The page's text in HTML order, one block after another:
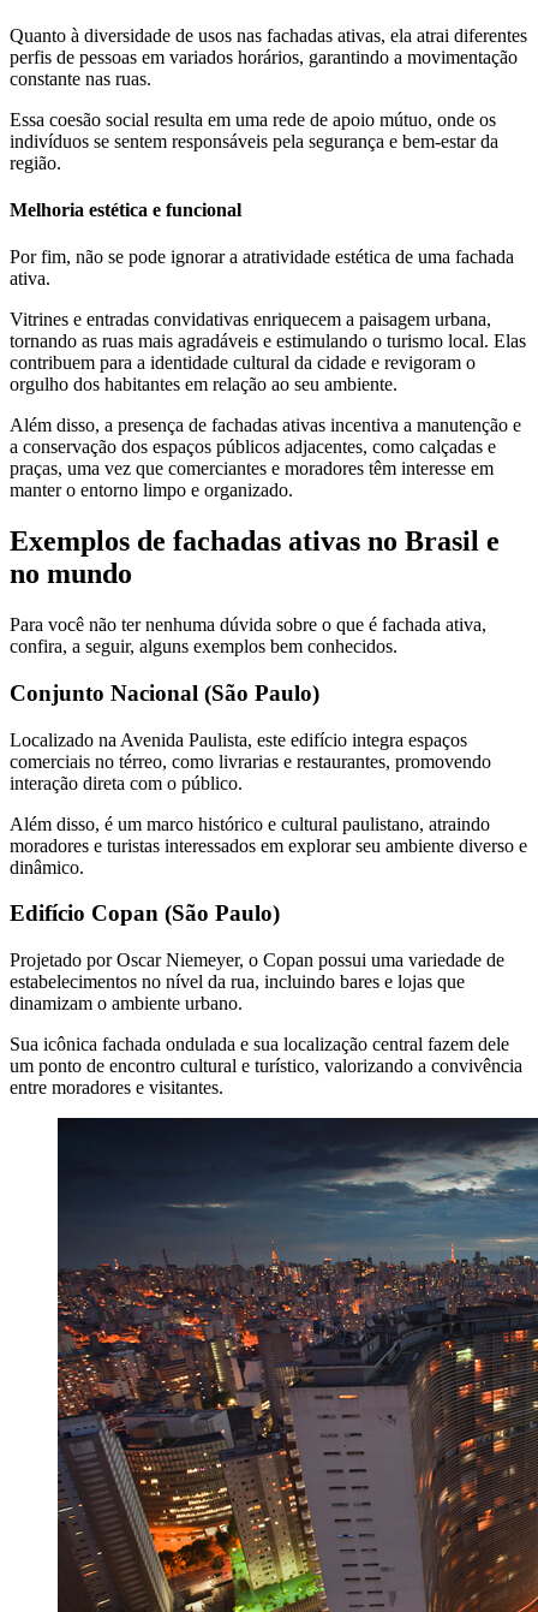
Quanto à diversidade de usos nas fachadas ativas, ela atrai diferentes
perfis de pessoas em variados horários, garantindo a movimentação
constante nas ruas.
Essa coesão social resulta em uma rede de apoio mútuo, onde os
indivíduos se sentem responsáveis pela segurança e bem-estar da
região.
Melhoria estética e funcional
Por fim, não se pode ignorar a atratividade estética de uma fachada
ativa.
Vitrines e entradas convidativas enriquecem a paisagem urbana,
tornando as ruas mais agradáveis e estimulando o turismo local. Elas
contribuem para a identidade cultural da cidade e revigoram o
orgulho dos habitantes em relação ao seu ambiente.
Além disso, a presença de fachadas ativas incentiva a manutenção e
a conservação dos espaços públicos adjacentes, como calçadas e
praças, uma vez que comerciantes e moradores têm interesse em
manter o entorno limpo e organizado.
Exemplos de fachadas ativas no Brasil e
no mundo
Para você não ter nenhuma dúvida sobre o que é fachada ativa,
confira, a seguir, alguns exemplos bem conhecidos.
Conjunto Nacional (São Paulo)
Localizado na Avenida Paulista, este edifício integra espaços
comerciais no térreo, como livrarias e restaurantes, promovendo
interação direta com o público.
Além disso, é um marco histórico e cultural paulistano, atraindo
moradores e turistas interessados em explorar seu ambiente diverso e
dinâmico.
Edifício Copan (São Paulo)
Projetado por Oscar Niemeyer, o Copan possui uma variedade de
estabelecimentos no nível da rua, incluindo bares e lojas que
dinamizam o ambiente urbano.
Sua icônica fachada ondulada e sua localização central fazem dele
um ponto de encontro cultural e turístico, valorizando a convivência
entre moradores e visitantes.